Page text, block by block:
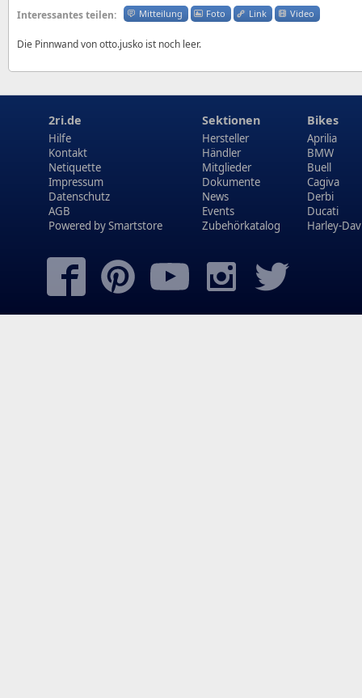
Interessantes teilen: Mitteilung Foto Link Video
Die Pinnwand von otto.jusko ist noch leer.
2ri.de
Hilfe
Kontakt
Netiquette
Impressum
Datenschutz
AGB
Powered bySmartstore
Sektionen
Hersteller
Händler
Mitglieder
Dokumente
News
Events
Zubehörkatalog
Bikes
Aprilia
BMW
Buell
Cagiva
Derbi
Ducati
Harley-